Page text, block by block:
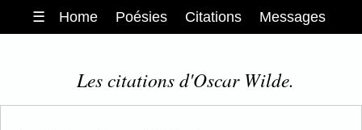
☰ Home Poésies Citations Messages
Les citations d'Oscar Wilde.